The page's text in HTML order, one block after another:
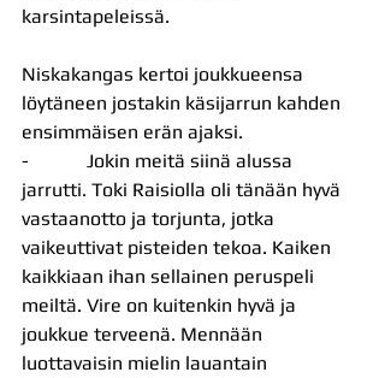
karsintapeleissä.
Niskakangas kertoi joukkueensa
löytäneen jostakin käsijarrun kahden
ensimmäisen erän ajaksi.
-            Jokin meitä siinä alussa
jarrutti. Toki Raisiolla oli tänään hyvä
vastaanotto ja torjunta, jotka
vaikeuttivat pisteiden tekoa. Kaiken
kaikkiaan ihan sellainen peruspeli
meiltä. Vire on kuitenkin hyvä ja
joukkue terveenä. Mennään
luottavaisin mielin lauantain